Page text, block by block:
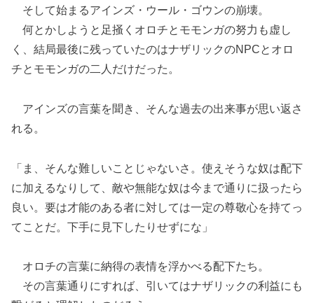
そして始まるアインズ・ウール・ゴウンの崩壊。
何とかしようと足掻くオロチとモモンガの努力も虚し
く、結局最後に残っていたのはナザリックのNPCとオロ
チとモモンガの二人だけだった。
アインズの言葉を聞き、そんな過去の出来事が思い返さ
れる。
「ま、そんな難しいことじゃないさ。使えそうな奴は配下
に加えるなりして、敵や無能な奴は今まで通りに扱ったら
良い。要は才能のある者に対しては一定の尊敬心を持てっ
てことだ。下手に見下したりせずにな」
オロチの言葉に納得の表情を浮かべる配下たち。
その言葉通りにすれば、引いてはナザリックの利益にも